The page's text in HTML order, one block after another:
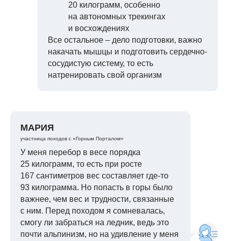
20 килограмм, особенно
на автономных трекингах
и восхождениях
Все остальное – дело подготовки, важно
накачать мышцы и подготовить сердечно-
сосудистую систему, то есть
натренировать свой организм
МАРИЯ
участница походов с «Горным Порталом»
У меня перебор в весе порядка
25 килограмм, то есть при росте
167 сантиметров вес составляет где-то
93 килограмма. Но попасть в горы было
важнее, чем вес и трудности, связанные
с ним. Перед походом я сомневалась,
смогу ли забраться на ледник, ведь это
почти альпинизм, но на удивление у меня